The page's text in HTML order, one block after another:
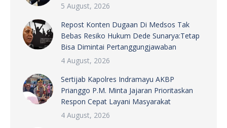
5 August, 2026
Repost Konten Dugaan Di Medsos Tak
Bebas Resiko Hukum Dede Sunarya:Tetap
Bisa Dimintai Pertanggungjawaban
4 August, 2026
Sertijab Kapolres Indramayu AKBP
Prianggo P.M. Minta Jajaran Prioritaskan
Respon Cepat Layani Masyarakat
4 August, 2026